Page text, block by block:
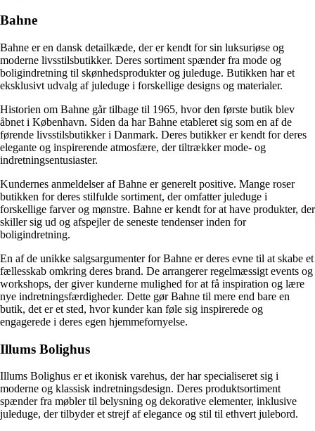
Bahne
Bahne er en dansk detailkæde, der er kendt for sin luksuriøse og
moderne livsstilsbutikker. Deres sortiment spænder fra mode og
boligindretning til skønhedsprodukter og juleduge. Butikken har et
eksklusivt udvalg af juleduge i forskellige designs og materialer.
Historien om Bahne går tilbage til 1965, hvor den første butik blev
åbnet i København. Siden da har Bahne etableret sig som en af de
førende livsstilsbutikker i Danmark. Deres butikker er kendt for deres
elegante og inspirerende atmosfære, der tiltrækker mode- og
indretningsentusiaster.
Kundernes anmeldelser af Bahne er generelt positive. Mange roser
butikken for deres stilfulde sortiment, der omfatter juleduge i
forskellige farver og mønstre. Bahne er kendt for at have produkter, der
skiller sig ud og afspejler de seneste tendenser inden for
boligindretning.
En af de unikke salgsargumenter for Bahne er deres evne til at skabe et
fællesskab omkring deres brand. De arrangerer regelmæssigt events og
workshops, der giver kunderne mulighed for at få inspiration og lære
nye indretningsfærdigheder. Dette gør Bahne til mere end bare en
butik, det er et sted, hvor kunder kan føle sig inspirerede og
engagerede i deres egen hjemmefornyelse.
Illums Bolighus
Illums Bolighus er et ikonisk varehus, der har specialiseret sig i
moderne og klassisk indretningsdesign. Deres produktsortiment
spænder fra møbler til belysning og dekorative elementer, inklusive
juleduge, der tilbyder et strejf af elegance og stil til ethvert julebord.